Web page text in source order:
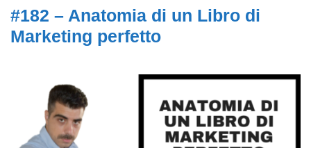
#182 – Anatomia di un Libro di
Marketing perfetto